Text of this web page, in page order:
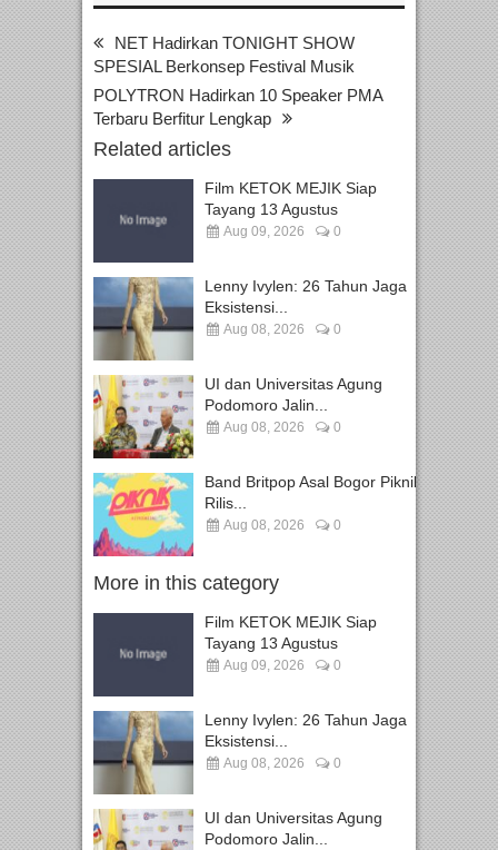
NET Hadirkan TONIGHT SHOW
SPESIAL Berkonsep Festival Musik
POLYTRON Hadirkan 10 Speaker PMA
Terbaru Berfitur Lengkap
Related articles
Film KETOK MEJIK Siap
Tayang 13 Agustus
Aug 09, 2026 0
Lenny Ivylen: 26 Tahun Jaga
Eksistensi...
Aug 08, 2026 0
UI dan Universitas Agung
Podomoro Jalin...
Aug 08, 2026 0
Band Britpop Asal Bogor Piknik
Rilis...
Aug 08, 2026 0
More in this category
Film KETOK MEJIK Siap
Tayang 13 Agustus
Aug 09, 2026 0
Lenny Ivylen: 26 Tahun Jaga
Eksistensi...
Aug 08, 2026 0
UI dan Universitas Agung
Podomoro Jalin...